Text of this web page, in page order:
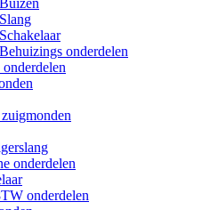
onderdelen
onderdelen
onderdelen